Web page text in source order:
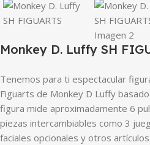
Monkey D. Luffy SH
Tenemos para ti espectacular
Figuarts de Monkey D Luffy
figura mide aproximadamente 6
piezas intercambiables como 3
faciales opcionales y otros